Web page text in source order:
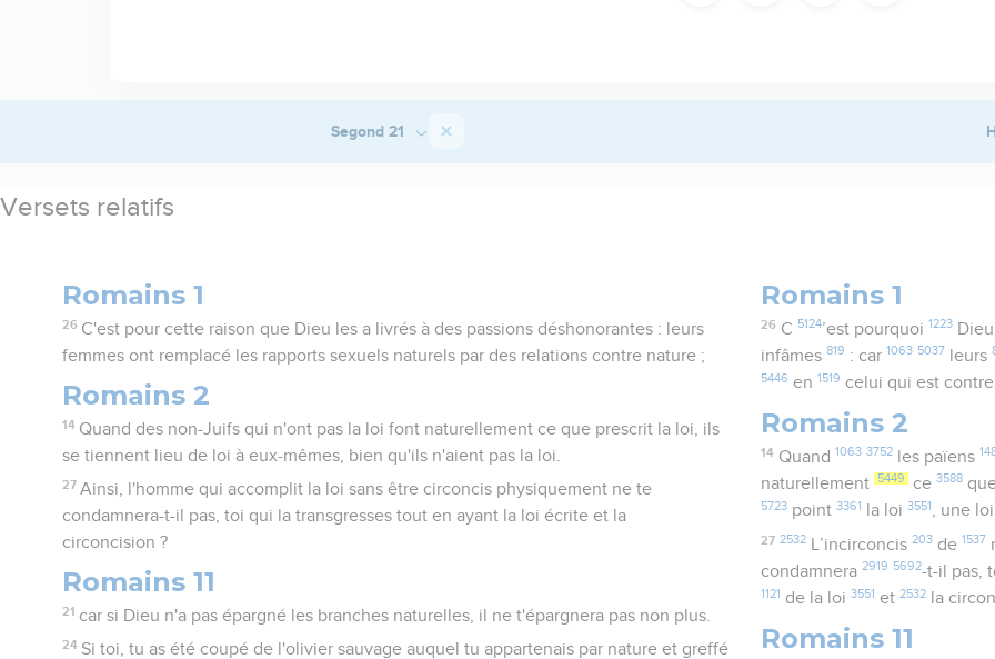
Segond 21
Versets relatifs
Romains 1
26 C'est pour cette raison que Dieu les a livrés à des passions déshonorantes : leurs
femmes ont remplacé les rapports sexuels naturels par des relations contre nature ;
Romains 2
14 Quand des non-Juifs qui n'ont pas la loi font naturellement ce que prescrit la loi, ils
se tiennent lieu de loi à eux-mêmes, bien qu'ils n'aient pas la loi.
27 Ainsi, l'homme qui accomplit la loi sans être circoncis physiquement ne te
condamnera-t-il pas, toi qui la transgresses tout en ayant la loi écrite et la
circoncision ?
Romains 11
21 car si Dieu n'a pas épargné les branches naturelles, il ne t'épargnera pas non plus.
24 Si toi, tu as été coupé de l'olivier sauvage auquel tu appartenais par nature et greffé
Romains 1
26 C 5124’est pourquoi 1223Dieu
infâmes819 : car 1063 5037 leurs
5446 en 1519 celui qui est
Romains 2
14 Quand 1063 3752les païens
naturellement 5449 ce3588
5723 point3361 la loi3551 , une
27 2532L’incirconcis 203de 1537
condamnera2919 5692-t-il pas,
1121 de la loi3551 et2532 la
Romains 11